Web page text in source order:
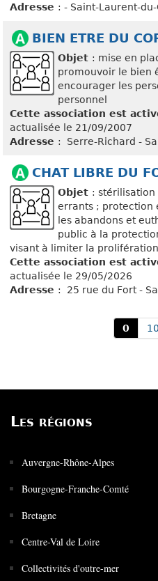
Adresse : - Saint-Laurent-
BIEN ETRE DU
Objet : mise en
promouvoir le bien
encourager les
personnel
Cette association est
actualisée le 21/09/2007
Adresse : Serre-Richard -
CHAT LIBRE DU
Objet :
errants ; protection
les abandons et
public à la
visant à limiter la
Cette association est
actualisée le 29/05/2026
Adresse : 25 rue du Fort -
0 10
Les régions
Auvergne-Rhône-Alpes
Bourgogne-Franche-Comté
Bretagne
Centre-Val de Loire
Collectivités d'outre-mer